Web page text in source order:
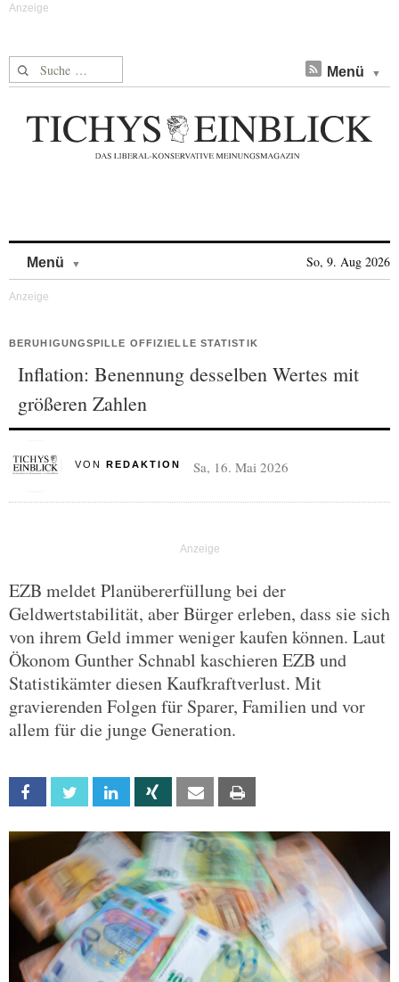
Suche nach: Menü
Menü So, 9. Aug 2026
BERUHIGUNGSPILLE OFFIZIELLE STATISTIK
Inflation: Benennung desselben Wertes mit
größeren Zahlen
VON REDAKTION Sa, 16. Mai 2026
EZB meldet Planübererfüllung bei der
Geldwertstabilität, aber Bürger erleben, dass sie sich
von ihrem Geld immer weniger kaufen können. Laut
Ökonom Gunther Schnabl kaschieren EZB und
Statistikämter diesen Kaufkraftverlust. Mit
gravierenden Folgen für Sparer, Familien und vor
allem für die junge Generation.
Facebook Twitter Linkedin Xing Email